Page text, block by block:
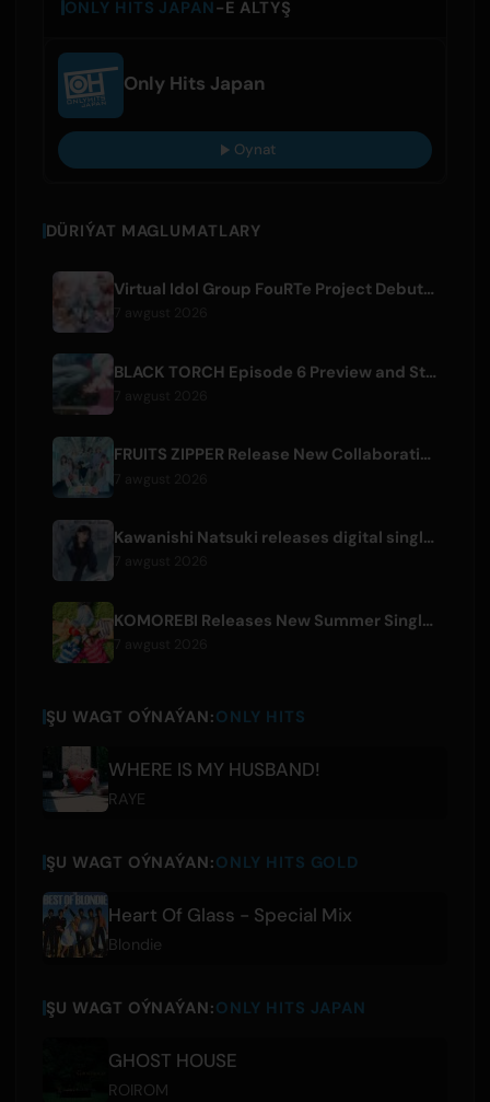
ONLY HITS JAPAN-E ALTYŞ
Only Hits Japan
Oynat
DÜRIÝAT MAGLUMATLARY
Virtual Idol Group FouRTe Project Debuts with 'ALL IN' Album Produced by m-flo's ☆Taku Takahashi
BLACK TORCH Episode 6 Preview and Streaming Details
FRUITS ZIPPER Release New Collaboration Song '1,2,3,FOOOOUR'
Kawanishi Natsuki releases digital single 'Sayonara wa Ichiban Kirei na Atashi de'
KOMOREBI Releases New Summer Single 'Letsu Natsu'
ŞU WAGT OÝNAÝAN:ONLY HITS
WHERE IS MY HUSBAND!
RAYE
ŞU WAGT OÝNAÝAN:ONLY HITS GOLD
Heart Of Glass - Special Mix
Blondie
ŞU WAGT OÝNAÝAN:ONLY HITS JAPAN
GHOST HOUSE
ROIROM